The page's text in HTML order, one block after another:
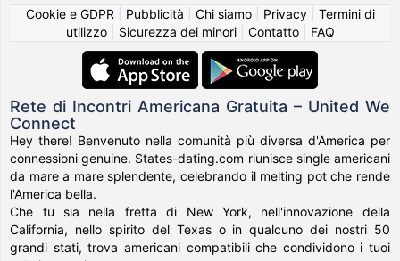
Cookie e GDPR
Pubblicità Chi siamo| Privacy| Termini di
utilizzo| Sicurezza dei minori| Contatto| FAQ
Rete di Incontri Americana Gratuita – United We
Connect
Hey there! Benvenuto nella comunità più diversa d'America per
connessioni genuine. States-dating.com riunisce single americani
da mare a mare splendente, celebrando il melting pot che rende
l'America bella.
Che tu sia nella fretta di New York, nell'innovazione della
California, nello spirito del Texas o in qualcuno dei nostri 50
grandi stati, trova americani compatibili che condividono i tuoi